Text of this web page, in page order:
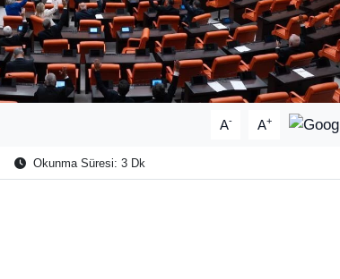
A- A+
Okunma Süresi: 3 Dk